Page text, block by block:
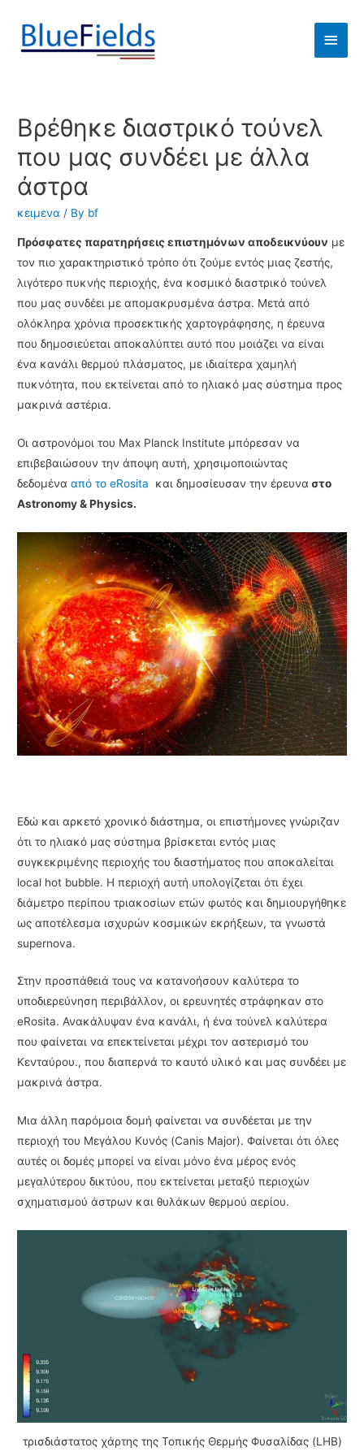
Βρέθηκε διαστρικό τούνελ
που μας συνδέει με άλλα
άστρα
κειμενα / By bf
Πρόσφατες παρατηρήσεις επιστημόνων αποδεικνύουν με
τον πιο χαρακτηριστικό τρόπο ότι ζούμε εντός μιας ζεστής,
λιγότερο πυκνής περιοχής, ένα κοσμικό διαστρικό τούνελ
που μας συνδέει με απομακρυσμένα άστρα. Μετά από
ολόκληρα χρόνια προσεκτικής χαρτογράφησης, η έρευνα
που δημοσιεύεται αποκαλύπτει αυτό που μοιάζει να είναι
ένα κανάλι θερμού πλάσματος, με ιδιαίτερα χαμηλή
πυκνότητα, που εκτείνεται από το ηλιακό μας σύστημα προς
μακρινά αστέρια.
Οι αστρονόμοι του Max Planck Institute μπόρεσαν να
επιβεβαιώσουν την άποψη αυτή, χρησιμοποιώντας
δεδομένααπό το eRosita και δημοσίευσαν την έρευνα στο
Astronomy & Physics.
Εδώ και αρκετό χρονικό διάστημα, οι επιστήμονες γνώριζαν
ότι το ηλιακό μας σύστημα βρίσκεται εντός μιας
συγκεκριμένης περιοχής του διαστήματος που αποκαλείται
local hot bubble. Η περιοχή αυτή υπολογίζεται ότι έχει
διάμετρο περίπου τριακοσίων ετών φωτός και δημιουργήθηκε
ως αποτέλεσμα ισχυρών κοσμικών εκρήξεων, τα γνωστά
supernova.
Στην προσπάθειά τους να κατανοήσουν καλύτερα το
υποδιερεύνηση περιβάλλον, οι ερευνητές στράφηκαν στο
eRosita. Ανακάλυψαν ένα κανάλι, ή ένα τούνελ καλύτερα
που φαίνεται να επεκτείνεται μέχρι τον αστερισμό του
Κενταύρου., που διαπερνά το καυτό υλικό και μας συνδέει με
μακρινά άστρα.
Μια άλλη παρόμοια δομή φαίνεται να συνδέεται με την
περιοχή του Μεγάλου Κυνός (Canis Major). Φαίνεται ότι όλες
αυτές οι δομές μπορεί να είναι μόνο ένα μέρος ενός
μεγαλύτερου δικτύου, που εκτείνεται μεταξύ περιοχών
σχηματισμού άστρων και θυλάκων θερμού αερίου.
τρισδιάστατος χάρτης της Τοπικής Θερμής Φυσαλίδας (LHB)